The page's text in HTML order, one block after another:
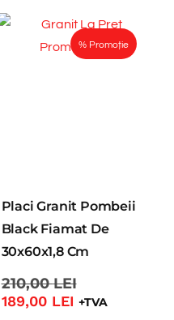
% Promoție
Placi Granit Pombeii
Black Fiamat De
30x60x1,8 Cm
210,00LEI
189,00 LEI +TVA